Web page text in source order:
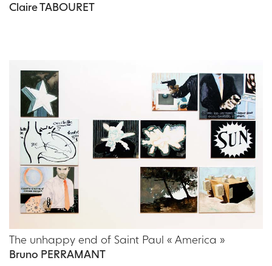
Claire TABOURET
The unhappy end of Saint Paul « America »
Bruno PERRAMANT